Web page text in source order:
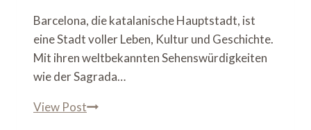
Insel
Barcelona, die katalanische Hauptstadt, ist
eine Stadt voller Leben, Kultur und Geschichte.
Mit ihren weltbekannten Sehenswürdigkeiten
wie der Sagrada…
View PostBarcelona